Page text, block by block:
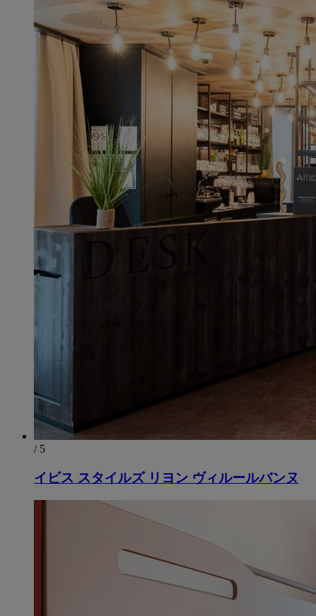
/ 5
イビス スタイルズ リヨン ヴィルールバンヌ